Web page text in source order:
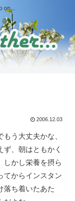
on...
2006.12.03
う大丈夫かな、
、朝はともかく
しかし栄養を摂ら
てからインスタン
落ち着いたあた